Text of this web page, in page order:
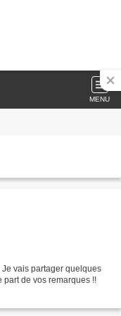
MENU
vais partager quelques
part de vos remarques !!